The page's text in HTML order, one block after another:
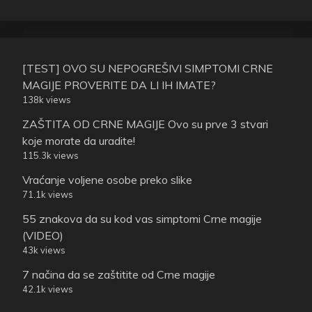
[TEST] OVO SU NEPOGREŠIVI SIMPTOMI CRNE
MAGIJE PROVERITE DA LI IH IMATE?
138k views
ZAŠTITA OD CRNE MAGIJE Ovo su prve 3 stvari
koje morate da uradite!
115.3k views
Vraćanje voljene osobe preko slike
71.1k views
55 znakova da su kod vas simptomi Crne magije
(VIDEO)
43k views
7 načina da se zaštitite od Crne magije
42.1k views